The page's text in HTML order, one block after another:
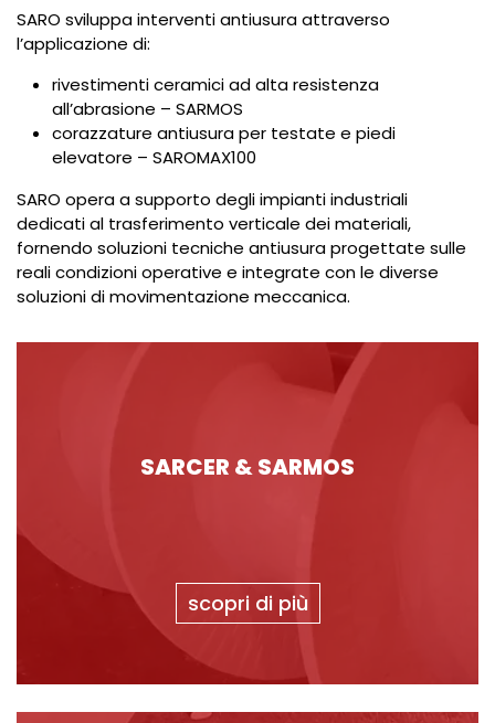
SARO sviluppa interventi antiusura attraverso
l’applicazione di:
rivestimenti ceramici ad alta resistenza
all’abrasione – SARMOS
corazzature antiusura per testate e piedi
elevatore – SAROMAX100
SARO opera a supporto degli impianti industriali
dedicati al trasferimento verticale dei materiali,
fornendo soluzioni tecniche antiusura progettate sulle
reali condizioni operative e integrate con le diverse
soluzioni di movimentazione meccanica.
SARCER & SARMOS
scopri di più